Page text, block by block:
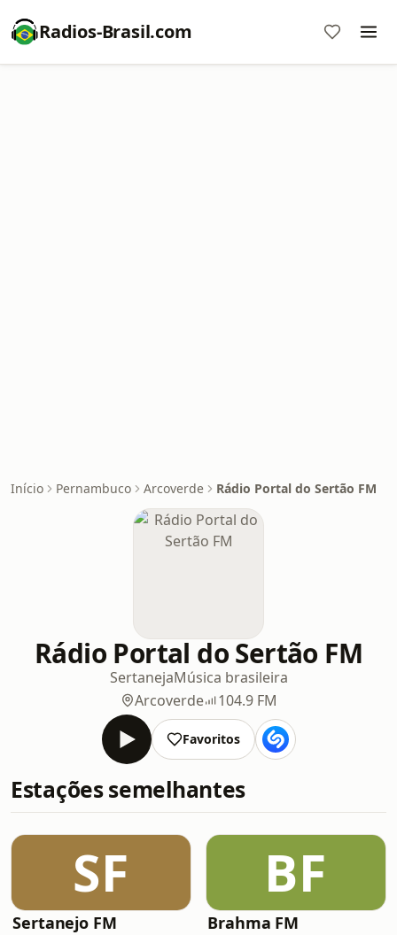
Radios-Brasil.com
Início Pernambuco Arcoverde Rádio Portal do Sertão FM
Rádio Portal do Sertão FM
SertanejaMúsica brasileira
Arcoverde
104.9 FM
Favoritos
Estações semelhantes
SF
Sertanejo FM
BF
Brahma FM